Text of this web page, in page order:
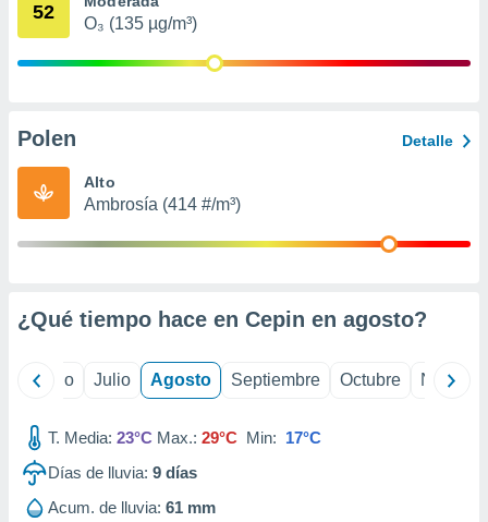
publicidad
de
1199
52
O₃ (135 µg/m³)
Polen Detalle
Alto
Ambrosía (414 #/m³)
¿Qué tiempo hace en Cepin en agosto?
Junio Julio Agosto Septiembre Octubre
T. Media: 23°C Max.: 29°C Min: 17°C
Días de lluvia: 9 días
Acum. de lluvia: 61 mm